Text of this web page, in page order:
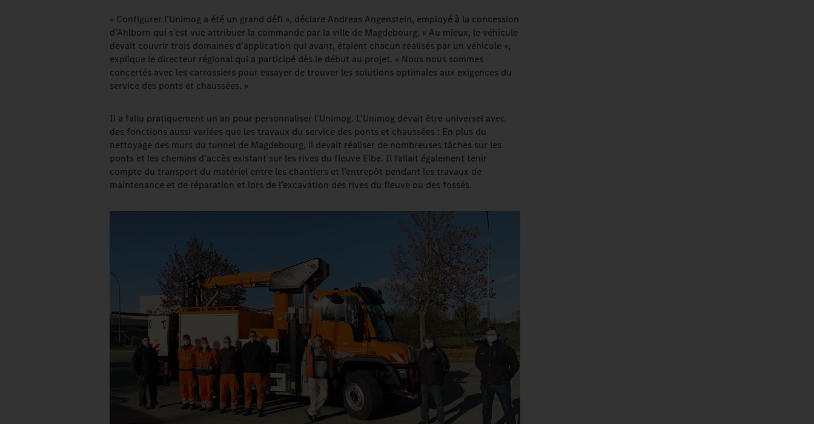
« Configurer l’Unimog a été un grand défi », déclare Andreas Angenstein, employé à la concession
d’Ahlborn qui s’est vue attribuer la commande par la ville de Magdebourg. « Au mieux, le véhicule
devait couvrir trois domaines d’application qui avant, étaient chacun réalisés par un véhicule »,
explique le directeur régional qui a participé dès le début au projet. « Nous nous sommes
concertés avec les carrossiers pour essayer de trouver les solutions optimales aux exigences du
service des ponts et chaussées. »
Il a fallu pratiquement un an pour personnaliser l’Unimog. L’Unimog devait être universel avec
des fonctions aussi variées que les travaux du service des ponts et chaussées : En plus du
nettoyage des murs du tunnel de Magdebourg, il devait réaliser de nombreuses tâches sur les
ponts et les chemins d’accès existant sur les rives du fleuve Elbe. Il fallait également tenir
compte du transport du matériel entre les chantiers et l’entrepôt pendant les travaux de
maintenance et de réparation et lors de l’excavation des rives du fleuve ou des fossés.